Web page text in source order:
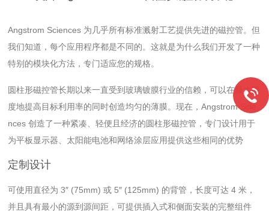
Angstrom Sciences 为几乎所有标准溅射工艺提供先进的磁控管。但
我们知道，每个应用程序都是不同的。这就是为什么我们开发了一种
特别的模块化方法，专门适应您的规格。
圆柱形磁控管长期以来一直受到玻璃镀膜行业的信赖，可以在最大限
度地提高目标利用率的同时创造均匀的薄膜。现在，Angstrom Scie
nces 创造了一种紧凑、轻便且经济的圆柱形磁控管，专门设计用于
为平板显示器、太阳能电池和网络涂层应用提供这些相同的优势
定制设计
可使用直径为 3″ (75mm) 或 5″ (125mm) 的背管，长度可达 4 米，
并且具有最小的源到源间距，可提供插入式和侧面安装的完整组件